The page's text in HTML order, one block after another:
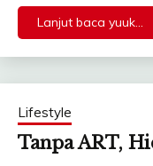
Lanjut baca yuuk...
Lifestyle
Tanpa ART,